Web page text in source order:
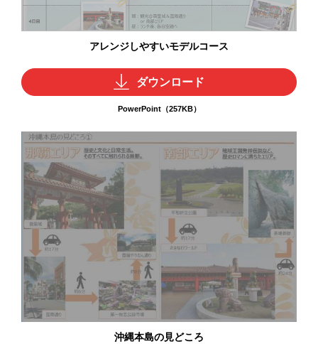
アレンジしやすいモデルコース
ダウンロード
PowerPoint（257KB）
沖縄本島の見どころ